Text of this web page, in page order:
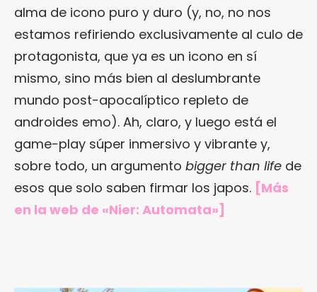
alma de icono puro y duro (y, no, no nos
estamos refiriendo exclusivamente al culo de
protagonista, que ya es un icono en sí
mismo, sino más bien al deslumbrante
mundo post-apocalíptico repleto de
androides emo). Ah, claro, y luego está el
game-play súper inmersivo y vibrante y,
sobre todo, un argumento bigger than life de
esos que solo saben firmar los japos. [Más
en la web de «Nier: Automata»]